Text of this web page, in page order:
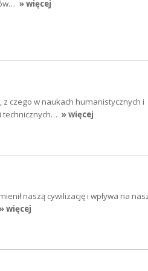
» więcej
czego w naukach humanistycznych i
technicznych… » więcej
naszą cywilizację i wpływa na
» więcej